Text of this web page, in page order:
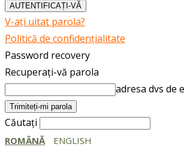
V-ați uitat parola?
Politică de confidențialitate
Password recovery
Recuperați-vă parola
adresa dvs de
Căutați
ROMÂNĂ ENGLISH